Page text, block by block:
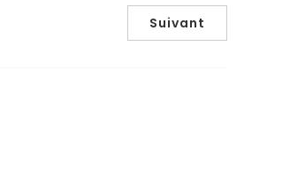
Suivant